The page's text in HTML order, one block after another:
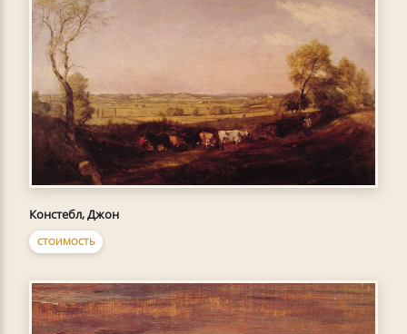
Констебл, Джон
СТОИМОСТЬ